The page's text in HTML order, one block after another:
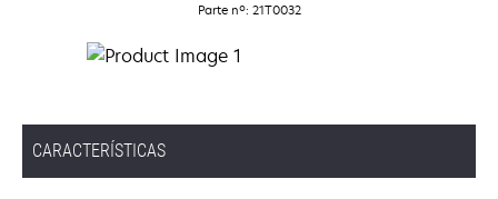
Parte nº: 21T0032
CARACTERÍSTICAS